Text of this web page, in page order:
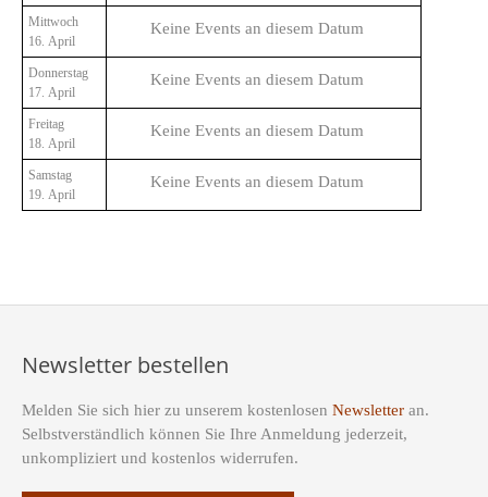
Mittwoch
16. April
Keine Events an diesem Datum
Donnerstag
17. April
Keine Events an diesem Datum
Freitag
18. April
Keine Events an diesem Datum
Samstag
19. April
Keine Events an diesem Datum
Newsletter bestellen
Melden Sie sich hier zu unserem kostenlosen Newsletter an.
Selbstverständlich können Sie Ihre Anmeldung jederzeit,
unkompliziert und kostenlos widerrufen.